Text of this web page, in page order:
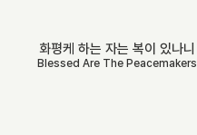
화평케 하는 자는 복이 있나니
Blessed Are The Peacemakers